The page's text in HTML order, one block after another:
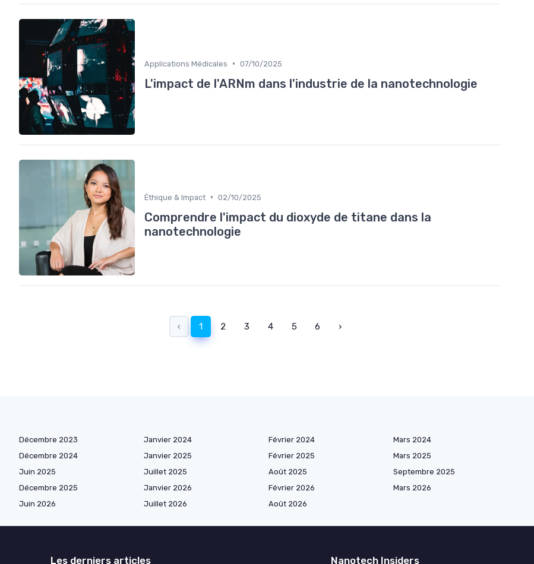
Applications Médicales • 07/10/2025
L'impact de l'ARNm dans l'industrie de la nanotechnologie
Éthique & Impact • 02/10/2025
Comprendre l'impact du dioxyde de titane dans la
nanotechnologie
‹ 1 2 3 4 5 6 ›
Décembre 2023 Janvier 2024 Février 2024
Mars 2024
Décembre 2024 Janvier 2025 Février 2025
Mars 2025
Juin 2025 Juillet 2025 Août 2025
Septembre 2025
Décembre 2025 Janvier 2026 Février 2026
Mars 2026
Juin 2026 Juillet 2026 Août 2026
Les derniers articles Nanotech Insiders